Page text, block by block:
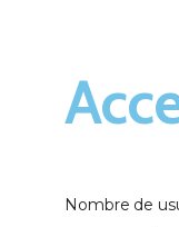
Nombre de